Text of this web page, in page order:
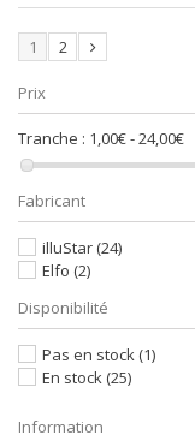
1 2
Prix
Tranche : 1,00€ - 24,00€
Fabricant
illuStar (24)
Elfo (2)
Disponibilité
Pas en stock (1)
En stock (25)
Information